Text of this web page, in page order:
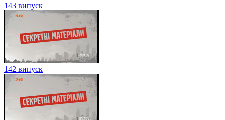
143 випуск
142 випуск